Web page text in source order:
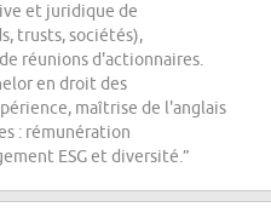
et juridique de
trusts, sociétés),
réunions d'actionnaires.
en droit des
maîtrise de l'anglais
: rémunération
ESG et diversité.”